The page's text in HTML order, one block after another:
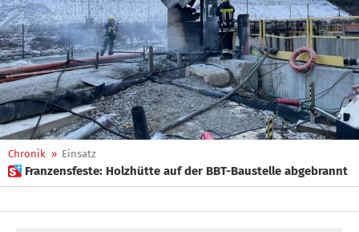
Chronik » Einsatz
 Franzensfeste: Holzhütte auf der BBT-Baustelle abgebrannt